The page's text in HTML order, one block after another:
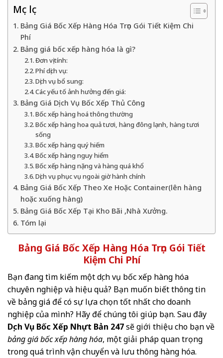
Mục lục
Bảng Giá Bốc Xếp Hàng Hóa Trọn Gói Tiết Kiệm Chi
Phí
Bảng giá bốc xếp hàng hóa là gì?
Đơn vị tính:
Phí dịch vụ:
Dịch vụ bổ sung:
Các yếu tố ảnh hưởng đến giá:
Bảng Giá Dịch Vụ Bốc Xếp Thủ Công
Bốc xếp hàng hoá thông thường
Bốc xếp hàng hoa quả tươi, hàng đông lạnh, hàng tươi
sống
Bốc xếp hàng quý hiếm
Bốc xếp hàng nguy hiểm
Bốc xếp hàng nặng và hàng quá khổ
Dịch vụ phục vụ ngoài giờ hành chính
Bảng Giá Bốc Xếp Theo Xe Hoặc Container(lên hàng
hoặc xuống hàng)
Bảng Giá Bốc Xếp Tại Kho Bãi ,Nhà Xưởng.
Tóm lại
Bảng Giá Bốc Xếp Hàng Hóa Trọn Gói Tiết
Kiệm Chi Phí
Bạn đang tìm kiếm một dịch vụ bốc xếp hàng hóa
chuyên nghiệp và hiệu quả? Bạn muốn biết thông tin
về bảng giá để có sự lựa chọn tốt nhất cho doanh
nghiệp của mình? Hãy để chúng tôi giúp bạn. Sau đây
Dịch Vụ Bốc Xếp Nhựt Bản 247sẽ giới thiệu cho bạn về
bảng giá bốc xếp hàng hóa, một giải pháp quan trọng
trong quá trình vận chuyển và lưu thông hàng hóa.